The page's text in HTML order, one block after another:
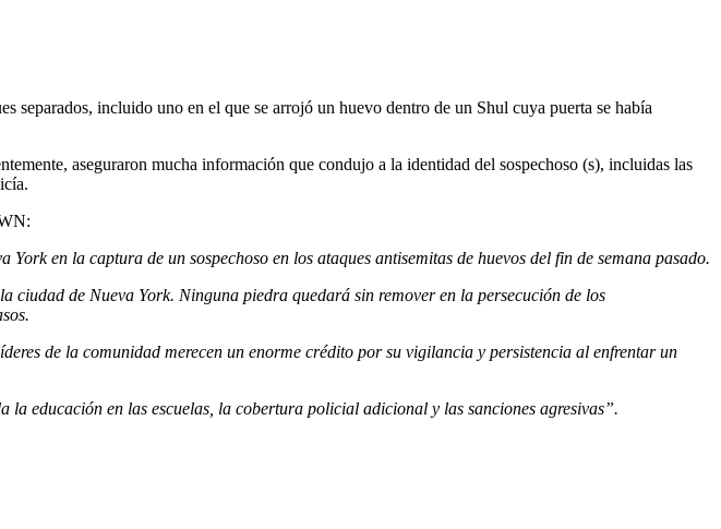
separados, incluido uno en el que se arrojó un huevo dentro de un Shul cuya puerta se había
aseguraron mucha información que condujo a la identidad del sospechoso (s), incluidas las
en la captura de un sospechoso en los ataques antisemitas de huevos del fin de semana pasado.
ciudad de Nueva York. Ninguna piedra quedará sin remover en la persecución de los
de la comunidad merecen un enorme crédito por su vigilancia y persistencia al enfrentar un
educación en las escuelas, la cobertura policial adicional y las sanciones agresivas”.